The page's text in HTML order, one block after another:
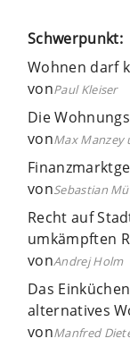
Schwerpunkt:
Wohnen darf
vonPaul Kleiser
Die
vonMax Manzey
vonSebastian
Recht auf
umkämpften
vonAndrej Holm
Das
alternatives
vonManfred